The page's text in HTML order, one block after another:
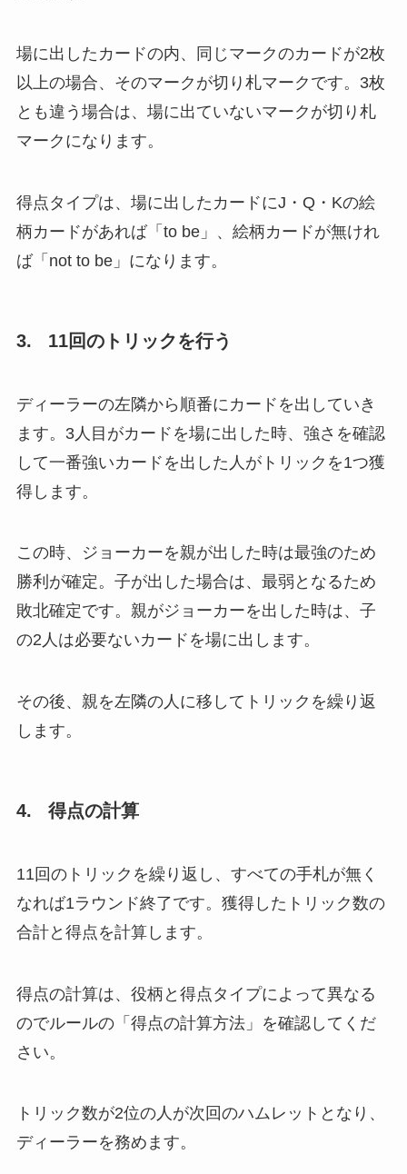
場に出したカードの内、同じマークのカードが2枚
以上の場合、そのマークが切り札マークです。3枚
とも違う場合は、場に出ていないマークが切り札
マークになります。
得点タイプは、場に出したカードにJ・Q・Kの絵
柄カードがあれば「to be」、絵柄カードが無けれ
ば「not to be」になります。
3. 11回のトリックを行う
ディーラーの左隣から順番にカードを出していき
ます。3人目がカードを場に出した時、強さを確認
して一番強いカードを出した人がトリックを1つ獲
得します。
この時、ジョーカーを親が出した時は最強のため
勝利が確定。子が出した場合は、最弱となるため
敗北確定です。親がジョーカーを出した時は、子
の2人は必要ないカードを場に出します。
その後、親を左隣の人に移してトリックを繰り返
します。
4. 得点の計算
11回のトリックを繰り返し、すべての手札が無く
なれば1ラウンド終了です。獲得したトリック数の
合計と得点を計算します。
得点の計算は、役柄と得点タイプによって異なる
のでルールの「得点の計算方法」を確認してくだ
さい。
トリック数が2位の人が次回のハムレットとなり、
ディーラーを務めます。